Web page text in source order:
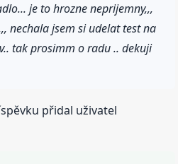
je to hrozne neprijemny,,,
nechala jsem si udelat test na
tak prosimm o radu .. dekuji
přidal uživatel